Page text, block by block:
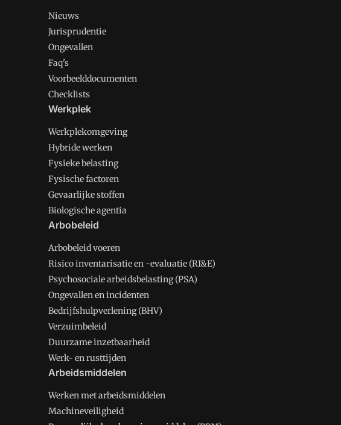
Nieuws
Jurisprudentie
Ongevallen
Faq's
Voorbeelddocumenten
Checklists
Werkplek
Werkplekomgeving
Hybride werken
Fysieke belasting
Fysische factoren
Gevaarlijke stoffen
Biologische agentia
Arbobeleid
Arbobeleid voeren
Risico inventarisatie en -evaluatie (RI&E)
Psychosociale arbeidsbelasting (PSA)
Ongevallen en incidenten
Bedrijfshulpverlening (BHV)
Verzuimbeleid
Duurzame inzetbaarheid
Werk- en rusttijden
Arbeidsmiddelen
Werken met arbeidsmiddelen
Machineveiligheid